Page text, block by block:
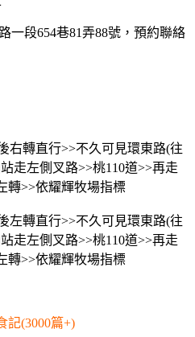
一段654巷81弄88號，預約聯絡
右轉直行>>不久可見環東路(往
走左側叉路>>桃110道>>再走
轉>>依耀輝牧場指標
左轉直行>>不久可見環東路(往
走左側叉路>>桃110道>>再走
轉>>依耀輝牧場指標
記(3000篇+)